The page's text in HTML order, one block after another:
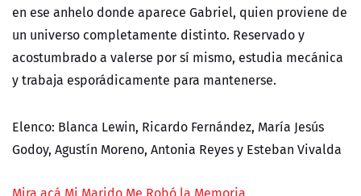
en ese anhelo donde aparece Gabriel, quien proviene de
un universo completamente distinto. Reservado y
acostumbrado a valerse por sí mismo, estudia mecánica
y trabaja esporádicamente para mantenerse.
Elenco: Blanca Lewin, Ricardo Fernández, María Jesús
Godoy, Agustín Moreno, Antonia Reyes y Esteban Vivalda